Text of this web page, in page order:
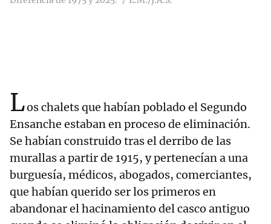
Los chalets que habían poblado el Segundo
Ensanche estaban en proceso de eliminación.
Se habían construido tras el derribo de las
murallas a partir de 1915, y pertenecían a una
burguesía, médicos, abogados, comerciantes,
que habían querido ser los primeros en
abandonar el hacinamiento del casco antiguo